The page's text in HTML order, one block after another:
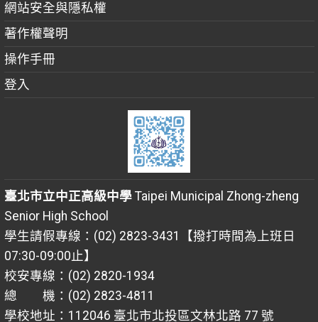
網站安全與隱私權
著作權聲明
操作手冊
登入
臺北市立中正高級中學Taipei Municipal Zhong-zheng
Senior High School
學生請假專線：(02) 2823-3431【撥打時間為上班日
07:30-09:00止】
校安專線：(02) 2820-1934
總 機：(02) 2823-4811
學校地址：112046 臺北市北投區文林北路 77 號